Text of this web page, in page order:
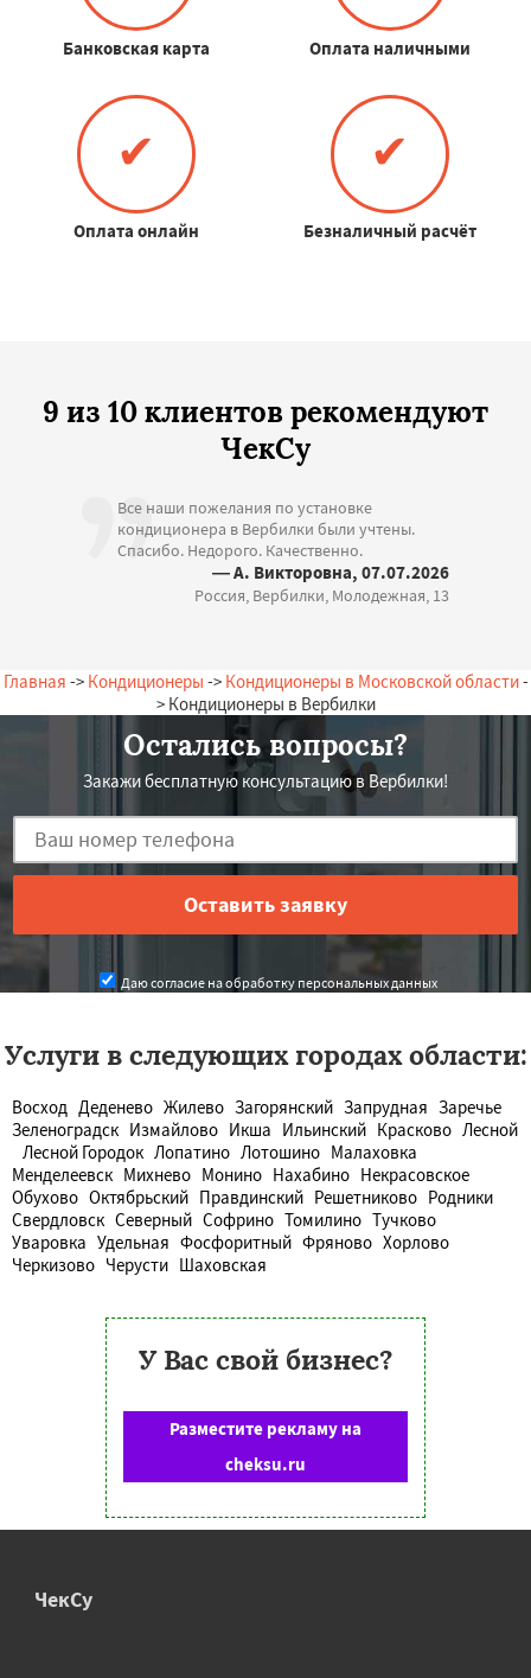
Банковская карта Оплата наличными
✔
Оплата онлайн
✔
Безналичный расчёт
9 из 10 клиентов рекомендуют
ЧекСу
Все наши пожелания по установке
кондиционера в Вербилки были учтены.
Спасибо. Недорого. Качественно.
— А. Викторовна, 07.07.2026
Россия, Вербилки, Молодежная, 13
Главная -> Кондиционеры -> Кондиционеры в Московской области-
> Кондиционеры в Вербилки
Остались вопросы?
Закажи бесплатную консультацию в Вербилки!
Даю согласие на обработку персональных данных
Услуги в следующих городах области:
Восход Деденево Жилево Загорянский Запрудная Заречье
Зеленоградск Измайлово Икша Ильинский Красково Лесной
Лесной Городок Лопатино Лотошино Малаховка
Менделеевск Михнево Монино Нахабино Некрасовское
Обухово Октябрьский Правдинский Решетниково Родники
Свердловск Северный Софрино Томилино Тучково
Уваровка Удельная Фосфоритный Фряново Хорлово
Черкизово Черусти Шаховская
У Вас свой бизнес?
Разместите рекламу на
cheksu.ru
ЧекСу